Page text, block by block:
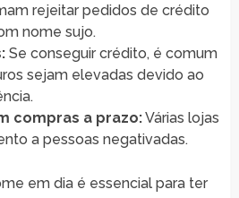
rejeitar pedidos de crédito
nome sujo.
Se conseguir crédito, é comum
sejam elevadas devido ao
compras a prazo:Várias lojas
a pessoas negativadas.
em dia é essencial para ter